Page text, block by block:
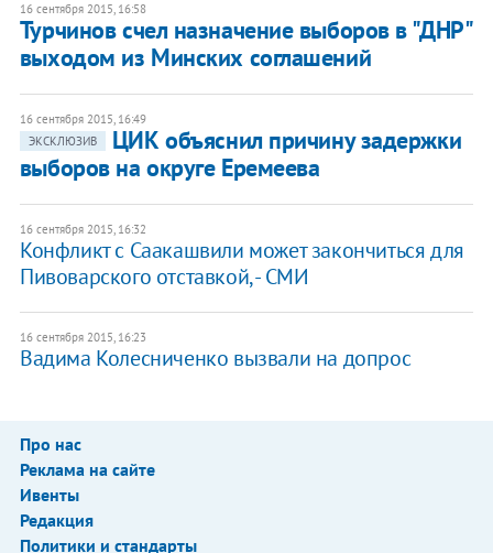
16 сентября 2015, 16:58
Турчинов счел назначение выборов в "ДНР"
выходом из Минских соглашений
16 сентября 2015, 16:49
ЭКСКЛЮЗИВ
ЦИК объяснил причину задержки
выборов на округе Еремеева
16 сентября 2015, 16:32
Конфликт с Саакашвили может закончиться для
Пивоварского отставкой, - СМИ
16 сентября 2015, 16:23
Вадима Колесниченко вызвали на допрос
Про нас
Реклама на сайте
Ивенты
Редакция
Политики и стандарты